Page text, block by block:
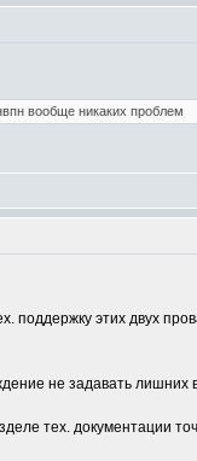
вообще никаких проблем
поддержку этих двух
не задавать лишних
тех. документации